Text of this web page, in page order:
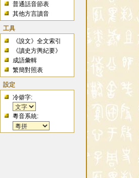
普通話音節表
其他方言讀音
工具
《說文》全文索引
《讀史方輿紀要》
成語彙輯
繁簡對照表
設定
冷僻字:
粵音系統: